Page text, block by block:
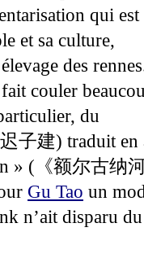
qui est
et sa culture,
des
couler
du
迟子建) traduit en
» ( 《额尔古纳
Gu Tao un
n’ait disparu